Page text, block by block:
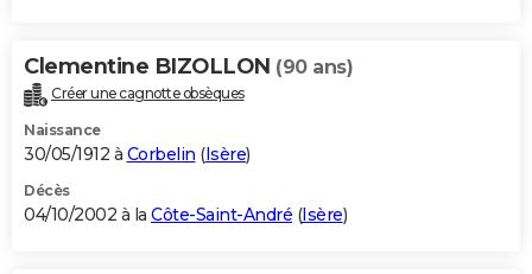
Clementine BIZOLLON (90 ans)
Créer une cagnotte obsèques
Naissance
30/05/1912 à Corbelin (Isère)
Décès
04/10/2002 à la Côte-Saint-André (Isère)